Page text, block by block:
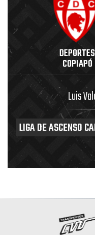
DEPORTES
COPIAPÓ
Luis
LIGA DE ASCENSO